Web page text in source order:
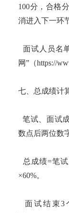
100分，合格
消进入下一环
面试人员名
网”（https://
七、总成绩计
笔试、面试
数点后两位数
总成绩=笔
×60%。
面试结束3